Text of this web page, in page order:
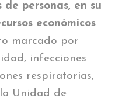
personas, en su
económicos
marcado por
infecciones
respiratorias,
Unidad de